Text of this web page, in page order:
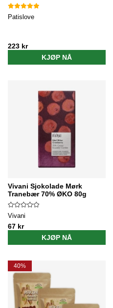
Patislove
223 kr
KJØP NÅ
Vivani Sjokolade Mørk
Tranebær 70% ØKO 80g
Vivani
67 kr
KJØP NÅ
40%